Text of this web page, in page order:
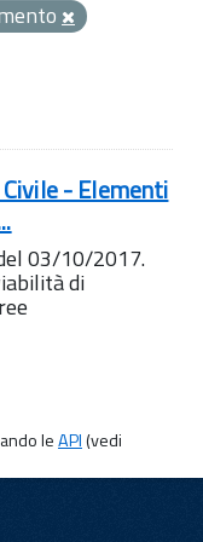
- Elementi
03/10/2017.
di
leAPI(vedi